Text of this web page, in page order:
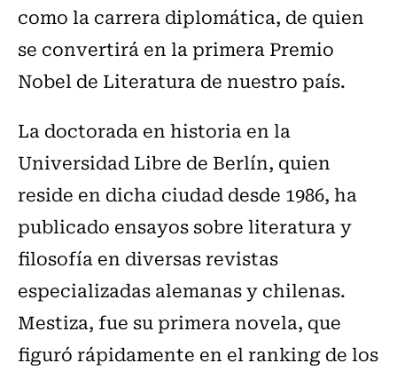
como la carrera diplomática, de quien
se convertirá en la primera Premio
Nobel de Literatura de nuestro país.
La doctorada en historia en la
Universidad Libre de Berlín, quien
reside en dicha ciudad desde 1986, ha
publicado ensayos sobre literatura y
filosofía en diversas revistas
especializadas alemanas y chilenas.
Mestiza, fue su primera novela, que
figuró rápidamente en el ranking de los